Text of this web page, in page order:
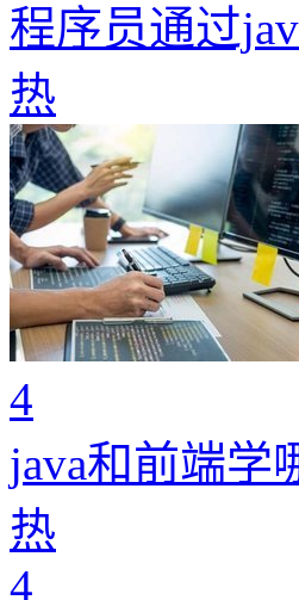
程序员通过
热
4
java和前端学
热
4